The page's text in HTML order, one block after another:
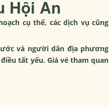
Hội An
cụ thể, các dịch vụ cũng
và người dân địa phương
tất yếu. Giá vé tham quan